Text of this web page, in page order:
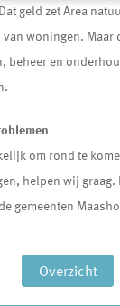
geld zet Area
woningen. Maar
beheer en
om rond te
helpen wij
gemeenten
Overzicht